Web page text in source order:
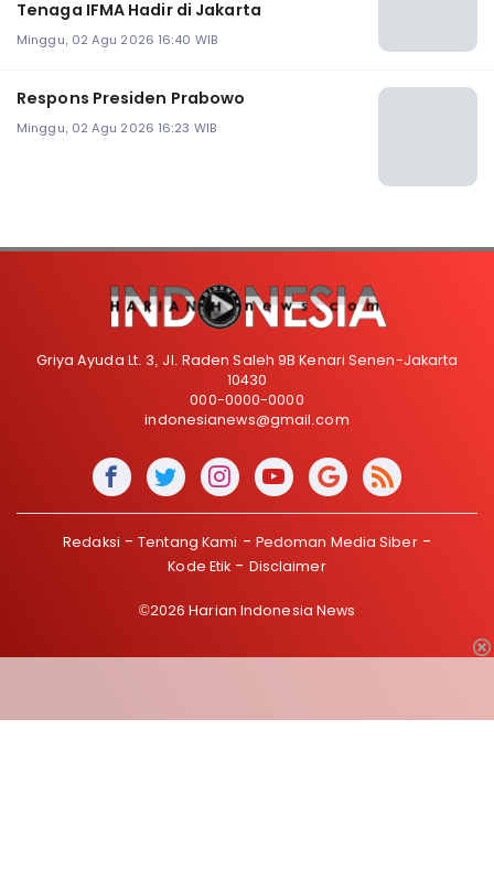
Tenaga IFMA Hadir di Jakarta
Minggu, 02 Agu 2026 16:40 WIB
Respons Presiden Prabowo
Minggu, 02 Agu 2026 16:23 WIB
Griya Ayuda Lt. 3, Jl. Raden Saleh 9B Kenari Senen-Jakarta
10430
000-0000-0000
indonesianews@gmail.com
Redaksi Tentang Kami
Pedoman Media Siber
Kode Etik
Disclaimer
©2026 Harian Indonesia News